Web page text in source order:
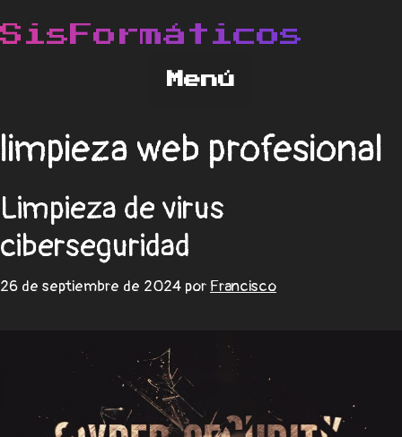
limpieza web profesional
Limpieza de virus
ciberseguridad
26 de septiembre de 2024 por Francisco